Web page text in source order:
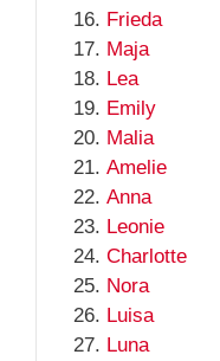
Frieda
Maja
Lea
Emily
Malia
Amelie
Anna
Leonie
Charlotte
Nora
Luisa
Luna